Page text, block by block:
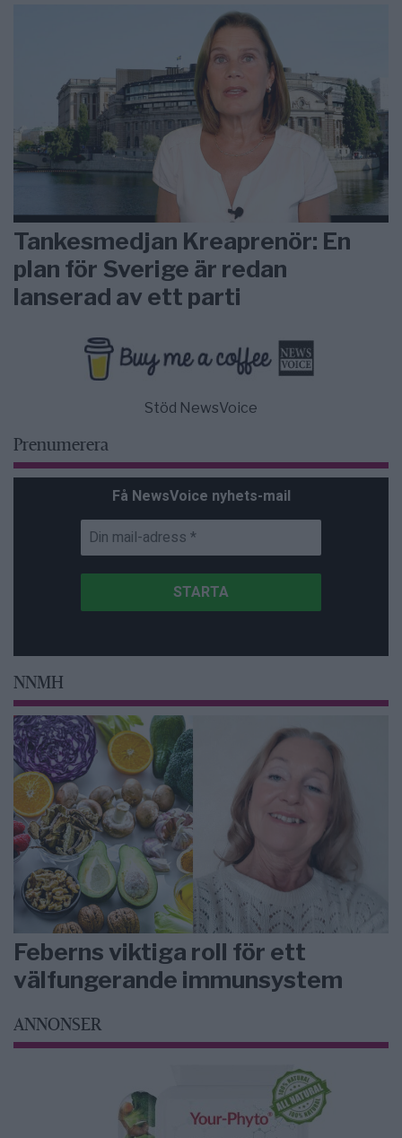
Tankesmedjan Kreaprenör: En
plan för Sverige är redan
lanserad av ett parti
Stöd NewsVoice
Prenumerera
Få NewsVoice nyhets-mail
NNMH
Feberns viktiga roll för ett
välfungerande immunsystem
ANNONSER